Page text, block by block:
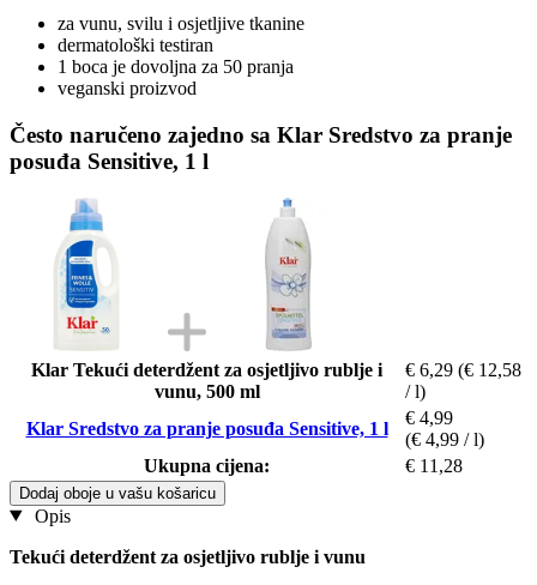
za vunu, svilu i osjetljive tkanine
dermatološki testiran
1 boca je dovoljna za 50 pranja
veganski proizvod
Često naručeno zajedno sa Klar Sredstvo za pranje
posuđa Sensitive, 1 l
Klar Tekući deterdžent za osjetljivo rublje i
vunu, 500 ml
€ 6,29 (€ 12,58
/ l)
Klar Sredstvo za pranje posuđa Sensitive, 1 l
€ 4,99
(€ 4,99 / l)
Ukupna cijena:
€ 11,28
Dodaj oboje u vašu košaricu
Opis
Tekući deterdžent za osjetljivo rublje i vunu